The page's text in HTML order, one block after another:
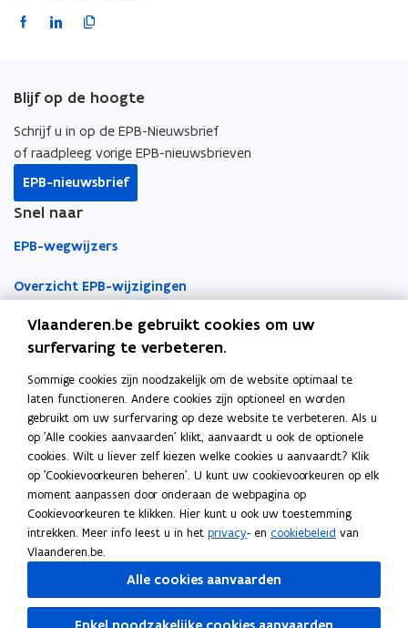
F
b
o
o
p
e
t
i
L
e
d
i
p
t
i
n
n
u
w
v
e
n
s
e
K
e
e
r
n
k
a
a
r
k
e
m
b
o
r
d
Blijf op de hoogte
Schrijf u in op de EPB-Nieuwsbrief
of raadpleeg vorige EPB-nieuwsbrieven
EPB-nieuwsbrief
Snel naar
EPB-wegwijzers
Overzicht EPB-wijzigingen
EPB-regelgeving
Werken als EPB-verslaggever
Erkenningsvoorwaarden
Permanente vorming
Veelgemaakte fouten
Tools
EPB-software 3G
Energieprestatiedatabank
Vlaanderen.be gebruikt cookies om uw
surfervaring te verbeteren.
Sommige cookies zijn noodzakelijk om de website optimaal te
laten functioneren. Andere cookies zijn optioneel en worden
gebruikt om uw surfervaring op deze website te verbeteren. Als u
op 'Alle cookies aanvaarden' klikt, aanvaardt u ook de optionele
cookies. Wilt u liever zelf kiezen welke cookies u aanvaardt? Klik
op 'Cookievoorkeuren beheren'. U kunt uw cookievoorkeuren op elk
moment aanpassen door onderaan de webpagina op
Cookievoorkeuren te klikken. Hier kunt u ook uw toestemming
intrekken. Meer info leest u in het privacy- en cookiebeleid van
Vlaanderen.be.
Alle cookies aanvaarden